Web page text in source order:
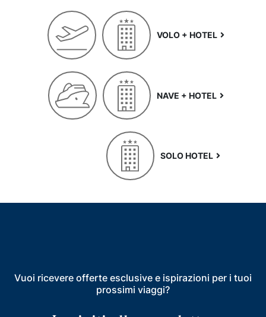
VOLO + HOTEL
NAVE + HOTEL
SOLO HOTEL
Vuoi ricevere offerte esclusive e ispirazioni per i tuoi
prossimi viaggi?